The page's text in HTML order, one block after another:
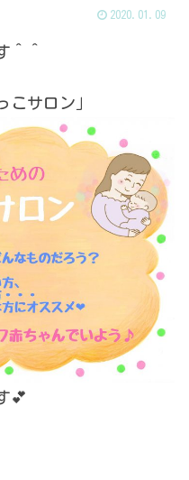
2020.01.09
＾＾
こサロン」
💕